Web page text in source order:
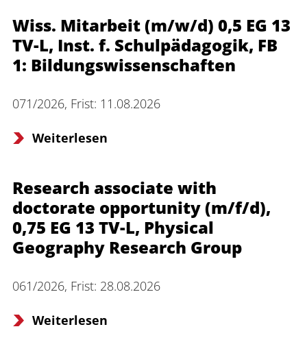
Wiss. Mitarbeit (m/w/d) 0,5 EG 13
TV-L, Inst. f. Schulpädagogik, FB
1: Bildungswissenschaften
071/2026, Frist: 11.08.2026
Weiterlesen
Research associate with
doctorate opportunity (m/f/d),
0,75 EG 13 TV-L, Physical
Geography Research Group
061/2026, Frist: 28.08.2026
Weiterlesen